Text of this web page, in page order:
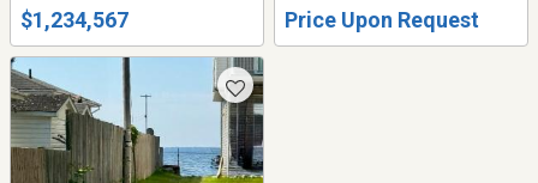
$1,234,567
Pohénégamook dans la
région du Témiscouata
Price Upon Request